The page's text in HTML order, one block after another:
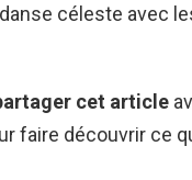
céleste avec
cet article
faire découvrir ce